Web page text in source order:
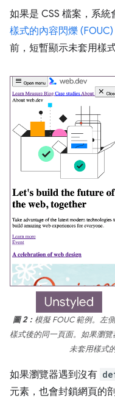
如果是 CSS 檔案，系
樣式的內容閃爍 (FOUC)
前，短暫顯示未套用樣
圖 2：模擬 FOUC 範例。左
樣式後的同一頁面。如果瀏
未套用樣式
如果瀏覽器遇到沒有
元素，也會封鎖網頁的